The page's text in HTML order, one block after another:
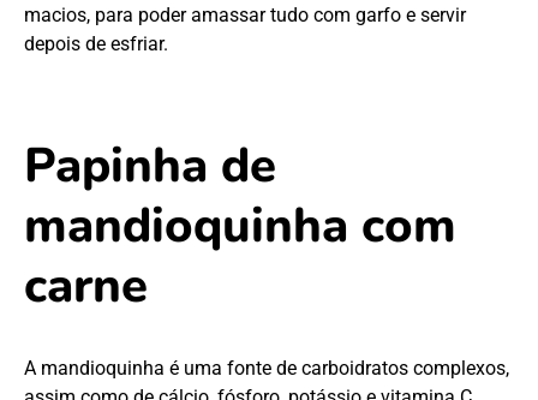
macios, para poder amassar tudo com garfo e servir
depois de esfriar.
Papinha de
mandioquinha com
carne
A mandioquinha é uma fonte de carboidratos complexos,